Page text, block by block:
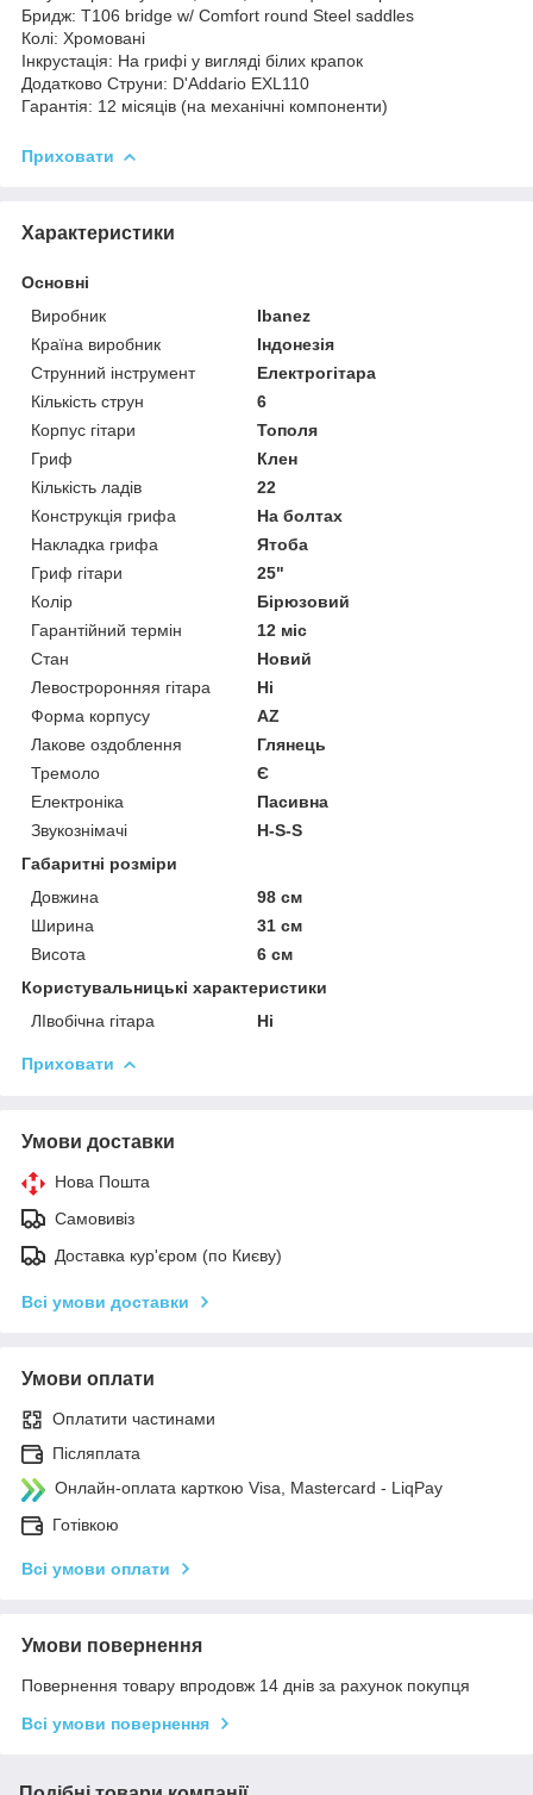
Бридж: T106 bridge w/ Comfort round Steel saddles
Колі: Хромовані
Інкрустація: На грифі у вигляді білих крапок
Додатково Струни: D'Addario EXL110
Гарантія: 12 місяців (на механічні компоненти)
Приховати
Характеристики
Основні
Виробник
Ibanez
Країна виробник
Індонезія
Струнний інструмент
Електрогітара
Кількість струн
6
Корпус гітари
Тополя
Гриф
Клен
Кількість ладів
22
Конструкція грифа
На болтах
Накладка грифа
Ятоба
Гриф гітари
25"
Колір
Бірюзовий
Гарантійний термін
12 міс
Стан
Новий
Левостроронняя гітара
Ні
Форма корпусу
AZ
Лакове оздоблення
Глянець
Тремоло
Є
Електроніка
Пасивна
Звукознімачі
H-S-S
Габаритні розміри
Довжина
98 см
Ширина
31 см
Висота
6 см
Користувальницькі характеристики
ЛІвобічна гітара
Ні
Приховати
Умови доставки
Нова Пошта
Самовивіз
Доставка кур'єром (по Києву)
Всі умови доставки
Умови оплати
Оплатити частинами
Післяплата
Онлайн-оплата карткою Visa, Mastercard - LiqPay
Готівкою
Всі умови оплати
Умови повернення
Повернення товару впродовж 14 днів за рахунок покупця
Всі умови повернення